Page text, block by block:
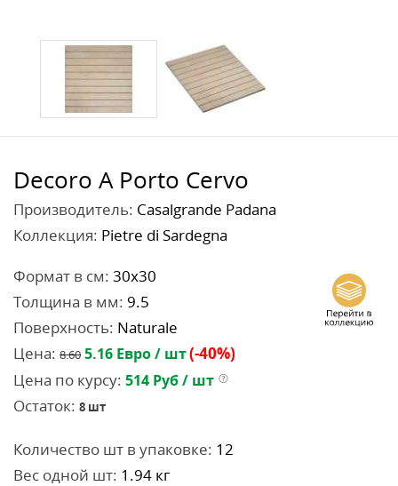
Decoro A Porto Cervo
Производитель: Casalgrande Padana
Коллекция: Pietre di Sardegna
Формат в см: 30x30
Толщина в мм: 9.5
Поверхность: Naturale
Цена: 8.60 5.16 Евро / шт(-40%)
Цена по курсу: 514 Руб / шт
Остаток: 8 шт
Количество шт в упаковке: 12
Вес одной шт: 1.94 кг